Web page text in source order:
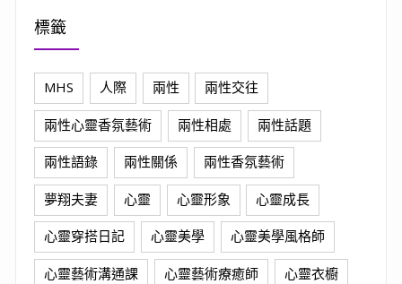
標籤
MHS 人際 兩性 兩性交往
兩性心靈香氛藝術 兩性相處 兩性話題
兩性語錄 兩性關係 兩性香氛藝術
夢翔夫妻 心靈 心靈形象 心靈成長
心靈穿搭日記 心靈美學 心靈美學風格師
心靈藝術溝通課 心靈藝術療癒師 心靈衣櫥